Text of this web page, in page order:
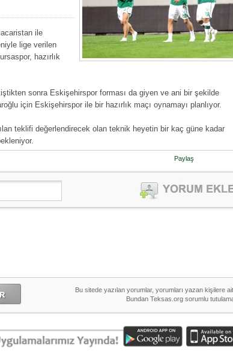
SILACI
ile
lige verilen
hazırlık
sonra Eskişehirspor forması da giyen ve ani bir şekilde
için Eskişehirspor ile bir hazırlık maçı oynamayı planlıyor.
teklifi değerlendirecek olan teknik heyetin bir kaç güne kadar
Paylaş
- -